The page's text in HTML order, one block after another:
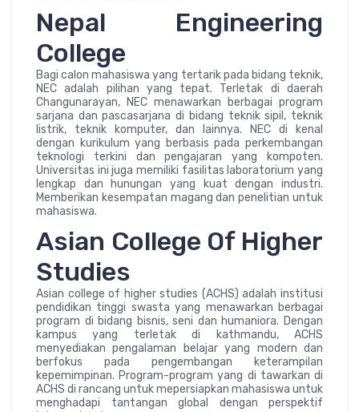
Nepal Engineering
College
Bagi calon mahasiswa yang tertarik pada bidang teknik,
NEC adalah pilihan yang tepat. Terletak di daerah
Changunarayan, NEC menawarkan berbagai program
sarjana dan pascasarjana di bidang teknik sipil, teknik
listrik, teknik komputer, dan lainnya. NEC di kenal
dengan kurikulum yang berbasis pada perkembangan
teknologi terkini dan pengajaran yang kompoten.
Universitas ini juga memiliki fasilitas laboratorium yang
lengkap dan hunungan yang kuat dengan industri.
Memberikan kesempatan magang dan penelitian untuk
mahasiswa.
Asian College Of Higher
Studies
Asian college of higher studies (ACHS) adalah institusi
pendidikan tinggi swasta yang menawarkan berbagai
program di bidang bisnis, seni dan humaniora. Dengan
kampus yang terletak di kathmandu, ACHS
menyediakan pengalaman belajar yang modern dan
berfokus pada pengembangan keterampilan
kepemimpinan. Program-program yang di tawarkan di
ACHS di rancang untuk mepersiapkan mahasiswa untuk
menghadapi tantangan global dengan perspektif